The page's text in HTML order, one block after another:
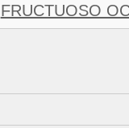
FRUCTUOSO